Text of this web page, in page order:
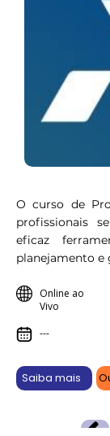
O curso de
profissionais
eficaz
planejamento e
Online ao
Vivo
---
Saiba mais